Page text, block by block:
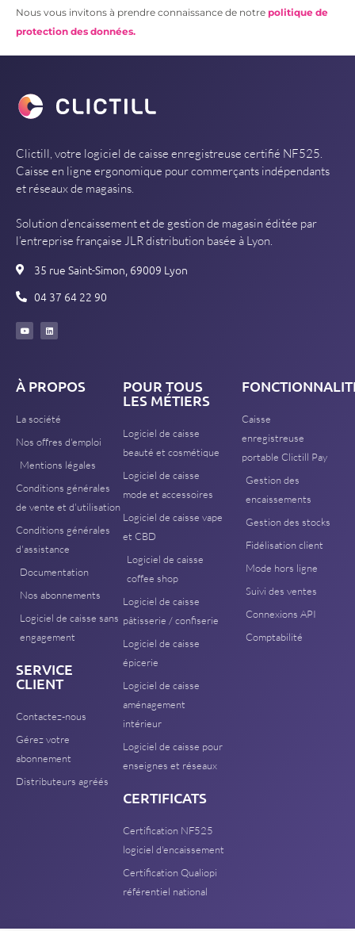
Nous vous invitons à prendre connaissance de notre politique de
protection des données.
Clictill, votre logiciel de caisse enregistreuse certifié NF525.
Caisse en ligne ergonomique pour commerçants indépendants
et réseaux de magasins.
Solution d’encaissement et de gestion de magasin éditée par
l’entreprise française JLR distribution basée à Lyon.
35 rue Saint-Simon, 69009 Lyon
04 37 64 22 90
À PROPOS
La société
Nos offres d'emploi
Mentions légales
Conditions générales
de vente et d'utilisation
Conditions générales
d'assistance
Documentation
Nos abonnements
Logiciel de caisse sans
engagement
SERVICE
CLIENT
Contactez-nous
Gérez votre
abonnement
Distributeurs agréés
POUR TOUS
LES MÉTIERS
Logiciel de caisse
beauté et cosmétique
Logiciel de caisse
mode et accessoires
Logiciel de caisse vape
et CBD
Logiciel de caisse
coffee shop
Logiciel de caisse
pâtisserie / confiserie
Logiciel de caisse
épicerie
Logiciel de caisse
aménagement
intérieur
Logiciel de caisse pour
enseignes et réseaux
CERTIFICATS
Certification NF525
logiciel d'encaissement
Certification Qualiopi
référentiel national
Caisse
enregistreuse
portable Clictill Pay
Gestion des
encaissements
Gestion des stocks
Fidélisation client
Mode hors ligne
Suivi des ventes
Connexions API
Comptabilité